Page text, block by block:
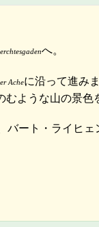
へ。
Acheに沿って進みま
ような山の景色
バート・ライヒェ